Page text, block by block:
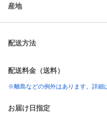
産地
配送方法
配送料金（送料）
※離島などの例外はあります。詳細
お届け日指定